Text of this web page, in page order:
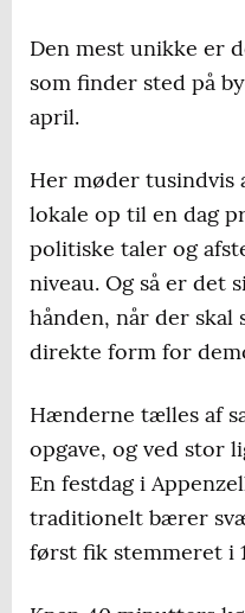
Den mest unikke er
som finder sted på
april.
Her møder tusindvis
lokale op til en dag
politiske taler og
niveau. Og så er det
hånden, når der skal
direkte form for
Hænderne tælles af
opgave, og ved stor
En festdag i
traditionelt bærer
først fik stemmeret i